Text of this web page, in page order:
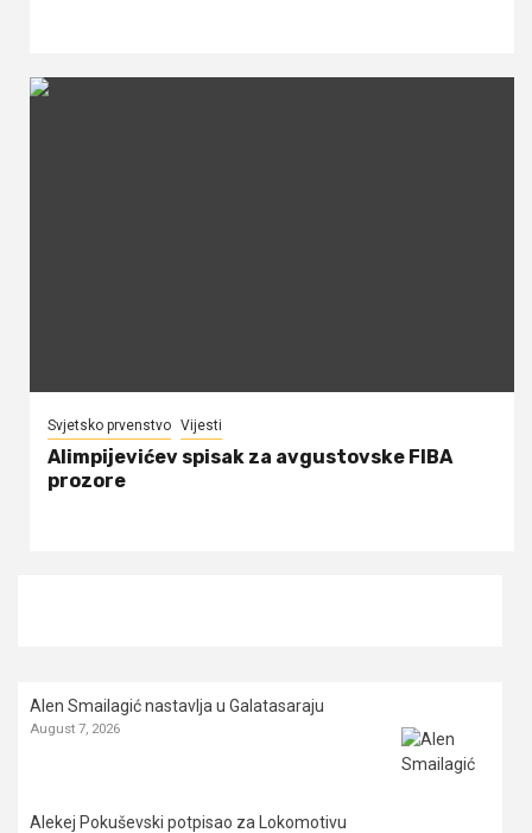
Svjetsko prvenstvo Vijesti
Alimpijevićev spisak za avgustovske FIBA
prozore
Alen Smailagić nastavlja u Galatasaraju
August 7, 2026
Alekej Pokuševski potpisao za Lokomotivu